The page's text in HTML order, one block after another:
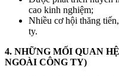
cao kinh nghiệm;
Nhiều cơ hội thăng
ty.
4. NHỮNG MỐI QUAN
NGOÀI CÔNG TY)